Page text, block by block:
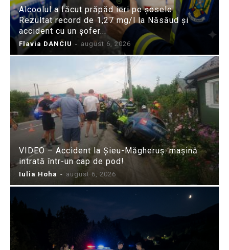
Alcoolul a făcut prăpăd ieri pe șosele:
Rezultat record de 1,27 mg/l la Năsăud și
accident cu un șofer...
Flavia DANCIU - august 6, 2026
VIDEO – Accident la Șieu-Măgheruș: mașină
intrată într-un cap de pod!
Iulia Hoha - august 6, 2026